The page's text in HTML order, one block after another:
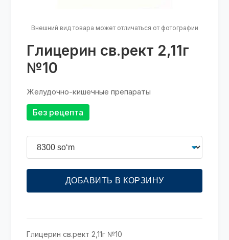
Внешний вид товара может отличаться от фотографии
Глицерин св.рект 2,11г
№10
Желудочно-кишечные препараты
Без рецепта
ДОБАВИТЬ В КОРЗИНУ
Глицерин св.рект 2,11г №10